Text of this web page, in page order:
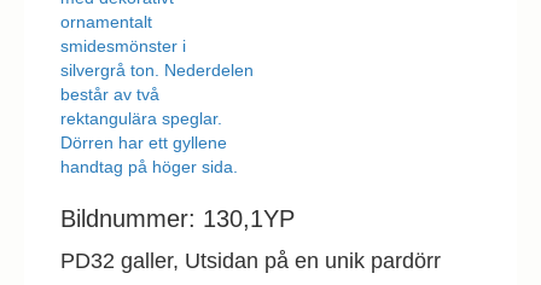
Bildnummer: 130,1YP
PD32 galler, Utsidan på en unik pardörr